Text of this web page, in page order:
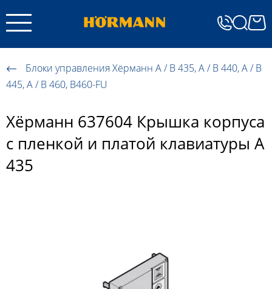
Блоки управления Хёрманн A / B 435, A / B 440, A / B
445, A / B 460, B460-FU
Хёрманн 637604 Крышка корпуса
с пленкой и платой клавиатуры A
435